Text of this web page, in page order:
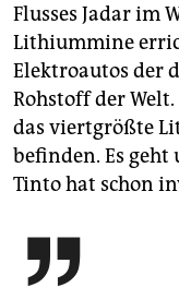
Flusses Jadar im
Lithiummine
Elektroautos der
Rohstoff der
das viertgrößte
befinden. Es
Tinto hat schon
